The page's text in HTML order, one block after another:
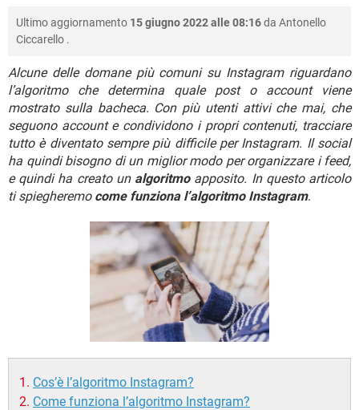
HARDWARE
INSTAGRAM WHATSAPP
HARDWARE
iOS
INSTAGRAM WHATSAPP
TIKTOK FACEBOOK
HARDWARE
COVID-19 GAMING
iOS WINDOWS 10
INSTAGRAM WHATSAPP
TIKTOK FACEBOOK
HARDWARE
GLOSSARIO
COVID-19 GAMING
INTRATTENIMENTO ANDROID
iOS WINDOWS 10
INSTAGRAM WHATSAPP
TIKTOK FACEBOOK
HARDWARE
Ultimo aggiornamento 15 giugno 2022 alle 08:16da Antonello
Ciccarello .
Alcune delle domane più comuni su Instagram riguardano
l’algoritmo che determina quale post o account viene
mostrato sulla bacheca. Con più utenti attivi che mai, che
seguono account e condividono i propri contenuti, tracciare
tutto è diventato sempre più difficile per Instagram. Il social
ha quindi bisogno di un miglior modo per organizzare i feed,
e quindi ha creato un algoritmoapposito. In questo articolo
ti spiegheremo come funziona l’algoritmo Instagram.
Cos’è l’algoritmo Instagram?
Come funziona l’algoritmo Instagram?